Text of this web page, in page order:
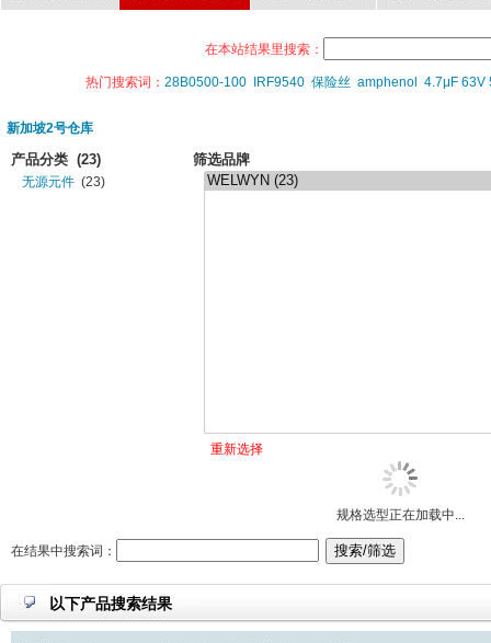
在本站结果里搜索：
热门搜索词： 28B0500-100 IRF9540 保险丝 amphenol 4.7μF 63V
新加坡2号仓库
产品分类 (23)
无源元件 (23)
筛选品牌
重新选择
规格选型正在加载中...
在结果中搜索词：
以下产品搜索结果